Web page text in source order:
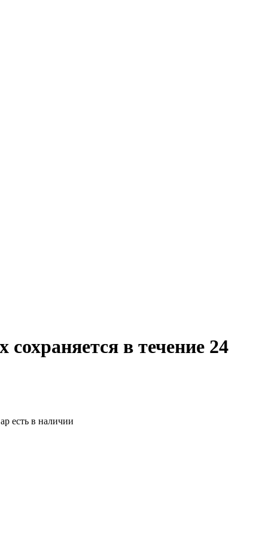
в течение 24
есть в наличии